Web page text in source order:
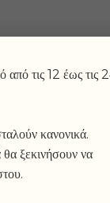
από τις 12 έως τις
κανονικά.
ξεκινήσουν να